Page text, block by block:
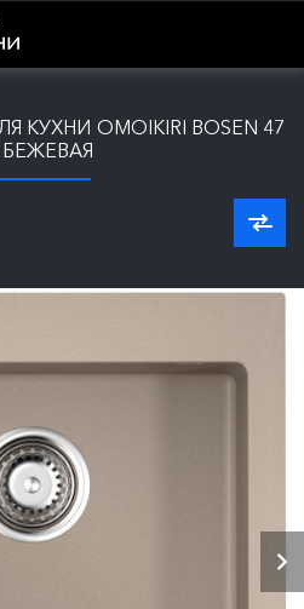
OMOIKIRI BOSEN 47
БЕЖЕВАЯ